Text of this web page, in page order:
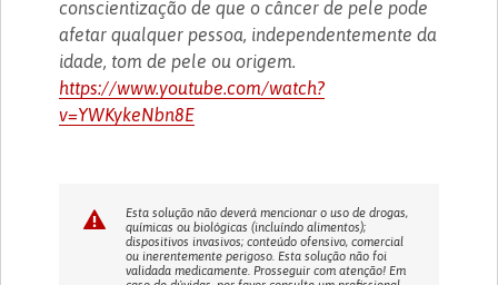
conscientização de que o câncer de pele pode
afetar qualquer pessoa, independentemente da
idade, tom de pele ou origem.
https://www.youtube.com/watch?
v=YWKykeNbn8E
Esta solução não deverá mencionar o uso de drogas,
químicas ou biológicas (incluíndo alimentos);
dispositivos invasivos; conteúdo ofensivo, comercial
ou inerentemente perigoso. Esta solução não foi
validada medicamente. Prosseguir com atenção! Em